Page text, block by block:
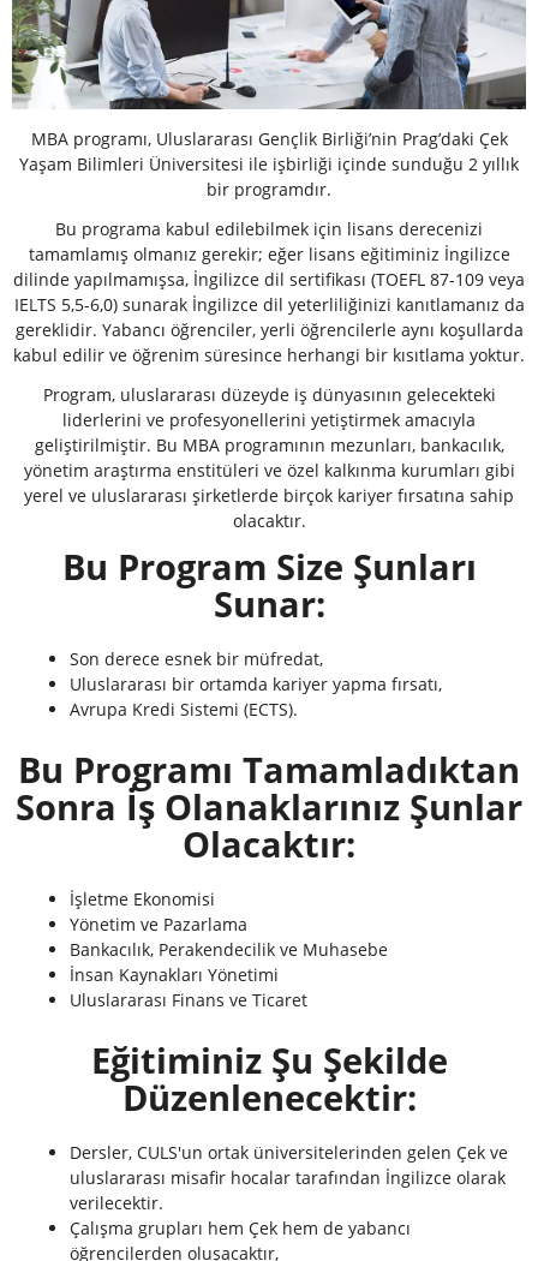
MBA programı, Uluslararası Gençlik Birliği’nin Prag’daki Çek
Yaşam Bilimleri Üniversitesi ile işbirliği içinde sunduğu 2 yıllık
bir programdır.
Bu programa kabul edilebilmek için lisans derecenizi
tamamlamış olmanız gerekir; eğer lisans eğitiminiz İngilizce
dilinde yapılmamışsa, İngilizce dil sertifikası (TOEFL 87-109 veya
IELTS 5,5-6,0) sunarak İngilizce dil yeterliliğinizi kanıtlamanız da
gereklidir. Yabancı öğrenciler, yerli öğrencilerle aynı koşullarda
kabul edilir ve öğrenim süresince herhangi bir kısıtlama yoktur.
Program, uluslararası düzeyde iş dünyasının gelecekteki
liderlerini ve profesyonellerini yetiştirmek amacıyla
geliştirilmiştir. Bu MBA programının mezunları, bankacılık,
yönetim araştırma enstitüleri ve özel kalkınma kurumları gibi
yerel ve uluslararası şirketlerde birçok kariyer fırsatına sahip
olacaktır.
Bu Program Size Şunları
Sunar:
Son derece esnek bir müfredat,
Uluslararası bir ortamda kariyer yapma fırsatı,
Avrupa Kredi Sistemi (ECTS).
Bu Programı Tamamladıktan
Sonra İş Olanaklarınız Şunlar
Olacaktır:
İşletme Ekonomisi
Yönetim ve Pazarlama
Bankacılık, Perakendecilik ve Muhasebe
İnsan Kaynakları Yönetimi
Uluslararası Finans ve Ticaret
Eğitiminiz Şu Şekilde
Düzenlenecektir:
Dersler, CULS'un ortak üniversitelerinden gelen Çek ve
uluslararası misafir hocalar tarafından İngilizce olarak
verilecektir.
Çalışma grupları hem Çek hem de yabancı
öğrencilerden oluşacaktır,